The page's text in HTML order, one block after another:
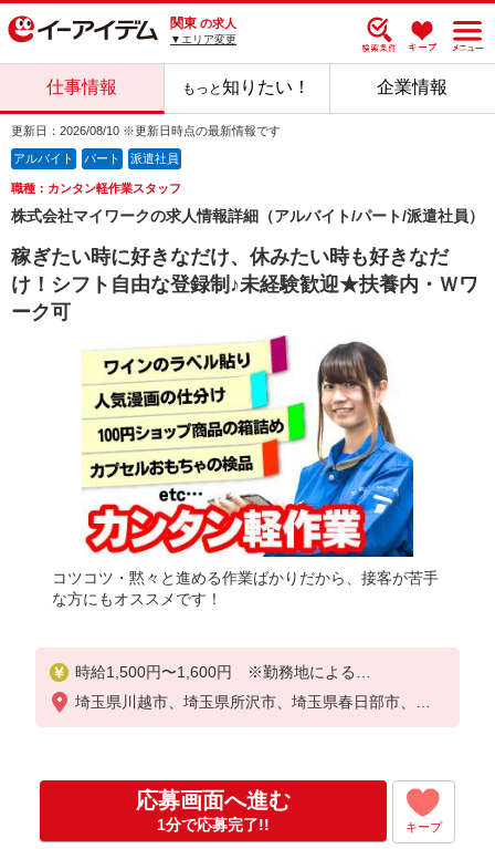
関東 の求人
▼エリア変更
仕事情報 もっと知りたい！ 企業情報
更新日：2026/08/10 ※更新日時点の最新情報です
アルバイト パート 派遣社員
職種：カンタン軽作業スタッフ
株式会社マイワークの求人情報詳細（アルバイト/パート/派遣社員）
稼ぎたい時に好きなだけ、休みたい時も好きなだ
け！シフト自由な登録制♪未経験歓迎★扶養内・Ｗワ
ーク可
コツコツ・黙々と進める作業ばかりだから、接客が苦手
な方にもオススメです！
時給1,500円〜1,600円 ※勤務地による
◎日払い・週払い選択可能（日払いは手数料なし）
◎残業手当、リーダー手当、深夜手当あり！
埼玉県川越市、埼玉県所沢市、埼玉県春日部市、埼
応募画面へ進む
1分で応募完了!! キープ